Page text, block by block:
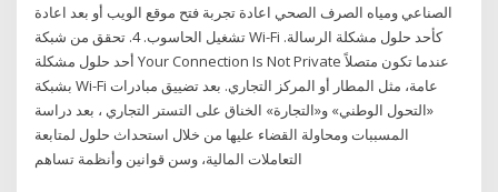
الصناعي ومياه الصرف الصحي اعادة تجربة فتح موقع الويب أو بعد اعادة
تشغيل الحاسوب. 4. تحقق من شبكة Wi-Fi كأحد حلول مشكلة الرسالة.
أحد حلول مشكلة Your Connection Is Not Private عندما تكون متصلاً
بشبكة Wi-Fi عامة، مثل المطار أو المركز التجاري. بعد تضييق مبادرات
«التحول الوطني» و«التجارة» الخناق على التستر التجاري ، بعد دراسة
المسببات ومحاولة القضاء عليها من خلال استحداث حلول لمتابعة
التعاملات المالية، وسن قوانين وأنظمة تساهم